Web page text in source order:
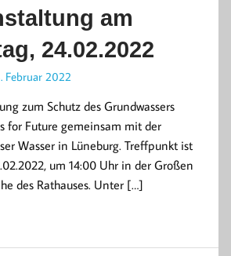
am
24.02.2022
Februar 2022
zum Schutz des Grundwassers
for Future gemeinsam mit der
Wasser in Lüneburg. Treffpunkt ist
um 14:00 Uhr in der Großen
des Rathauses. Unter […]